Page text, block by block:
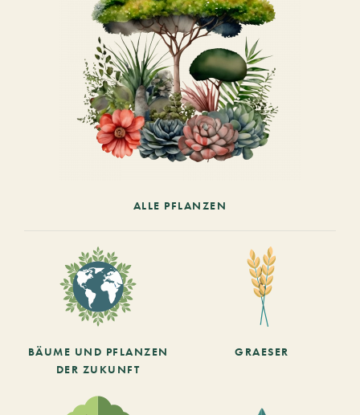
ALLE PFLANZEN
BÄUME UND PFLANZEN
DER ZUKUNFT
GRAESER